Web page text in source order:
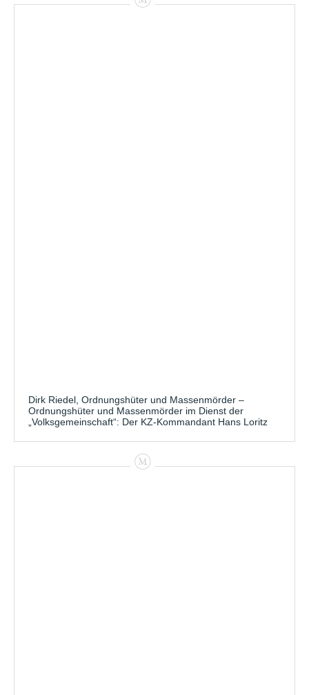
Dirk Riedel, Ordnungshüter und Massenmörder –
Ordnungshüter und Massenmörder im Dienst der
„Volksgemeinschaft“: Der KZ-Kommandant Hans Loritz